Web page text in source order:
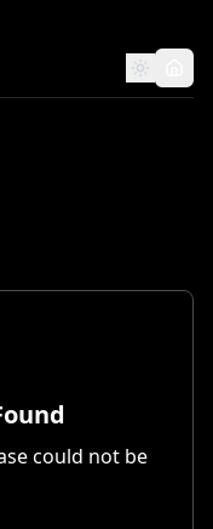
could not be